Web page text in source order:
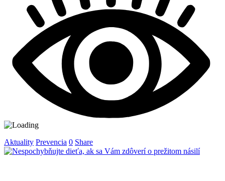
Aktuality Prevencia 0 Share